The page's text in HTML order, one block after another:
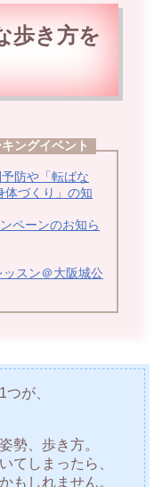
歩き方を
ングイベント
防や「転ばな
体づくり」の知
ペーンのお知ら
スン＠大阪城公
が、
勢、歩き方。
てしまったら、
もしれません。